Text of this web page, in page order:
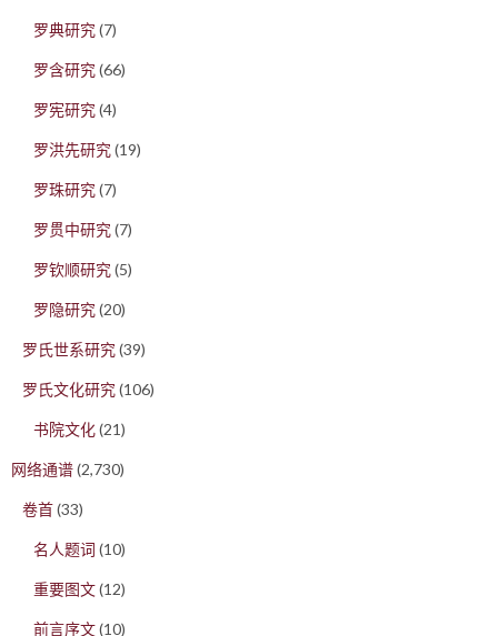
罗典研究(7)
罗含研究(66)
罗宪研究(4)
罗洪先研究(19)
罗珠研究(7)
罗贯中研究(7)
罗钦顺研究(5)
罗隐研究(20)
罗氏世系研究(39)
罗氏文化研究(106)
书院文化(21)
网络通谱(2,730)
卷首(33)
名人题词 (10)
重要图文(12)
前言序文(10)